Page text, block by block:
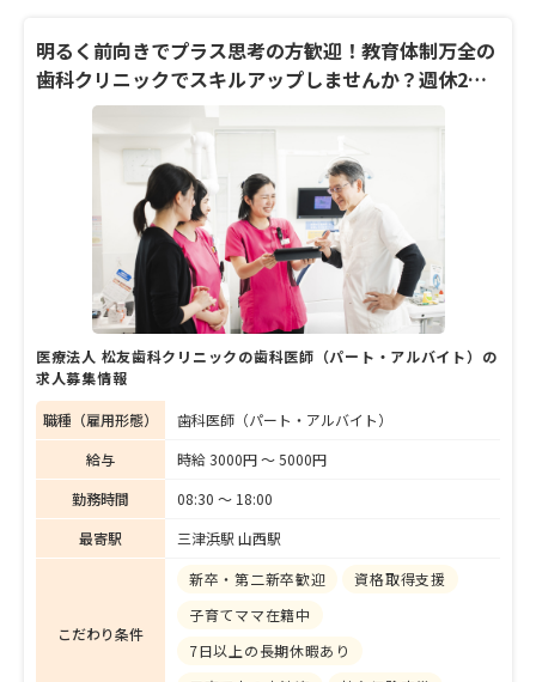
る医院でありたい」という院長の想いのも
と、結婚後も変わらず勤務を続け、現在は主
任として後輩の指導にも注力されている忽那
さん。長く働いているからこそ見えてくる
「松友歯科クリニック」の職場環境や女性と
しての働き方について、話を聞きました。
明るく前向きでプラス思考の方歓迎！教育体制万全の
歯科クリニックでスキルアップしませんか？週休2日
制・18時終業
医療法人 松友歯科クリニックの歯科医師（パート・アルバイト）の
求人募集情報
職種（雇用形態）
歯科医師（パート・アルバイト）
給与
時給 3000円 〜 5000円
勤務時間
08:30 〜 18:00
最寄駅
三津浜駅 山西駅
こだわり条件
新卒・第二新卒歓迎
資格取得支援
子育てママ在籍中
7日以上の長期休暇あり